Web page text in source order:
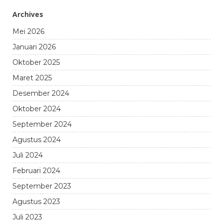
Archives
Mei 2026
Januari 2026
Oktober 2025
Maret 2025
Desember 2024
Oktober 2024
September 2024
Agustus 2024
Juli 2024
Februari 2024
September 2023
Agustus 2023
Juli 2023